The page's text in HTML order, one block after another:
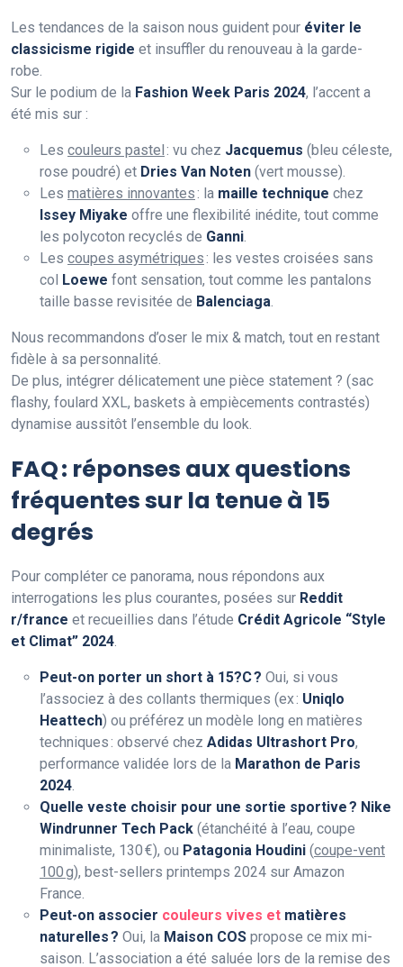
Les tendances de la saison nous guident pour éviter le
classicisme rigide et insuffler du renouveau à la garde-
robe.
Sur le podium de la Fashion Week Paris 2024, l’accent a
été mis sur :
Les couleurs pastel: vu chez Jacquemus (bleu céleste,
rose poudré) et Dries Van Noten (vert mousse).
Les matières innovantes: la maille technique chez
Issey Miyake offre une flexibilité inédite, tout comme
les polycoton recyclés de Ganni
Les coupes asymétriques: les vestes croisées sans
col Loewe font sensation, tout comme les pantalons
taille basse revisitée de Balenciaga
Nous recommandons d’oser le mix & match, tout en restant
fidèle à sa personnalité.
De plus, intégrer délicatement une pièce statement ? (sac
flashy, foulard XXL, baskets à empiècements contrastés)
dynamise aussitôt l’ensemble du look.
FAQ : réponses aux questions
fréquentes sur la tenue à 15
degrés
Pour compléter ce panorama, nous répondons aux
interrogations les plus courantes, posées sur Reddit
r/france et recueillies dans l’étude Crédit Agricole “Style
et Climat” 2024
Peut-on porter un short à 15?C ? Oui, si vous
l’associez à des collants thermiques (ex : Uniqlo
Heattech) ou préférez un modèle long en matières
techniques : observé chez Adidas Ultrashort Pro,
performance validée lors de la Marathon de Paris
2024
Quelle veste choisir pour une sortie sportive ? Nike
Windrunner Tech Pack (étanchéité à l’eau, coupe
minimaliste, 130 €), ou Patagonia Houdini (coupe-vent
100 g), best-sellers printemps 2024 sur Amazon
France.
Peut-on associer couleurs vives et matières
naturelles ? Oui, la Maison COS propose ce mix mi-
saison. L’association a été saluée lors de la remise des